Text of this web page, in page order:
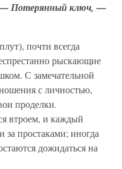
Потерянный ключ, —
почти всегда
рыскающие
С замечательной
с личностью,
проделки.
втроем, и каждый
за простаками; иногда
дожидаться на